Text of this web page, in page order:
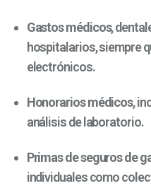
Gastos médicos,
hospitalarios, siempre
electrónicos.
Honorarios médicos,
análisis de laboratorio.
Primas de seguros de
individuales como